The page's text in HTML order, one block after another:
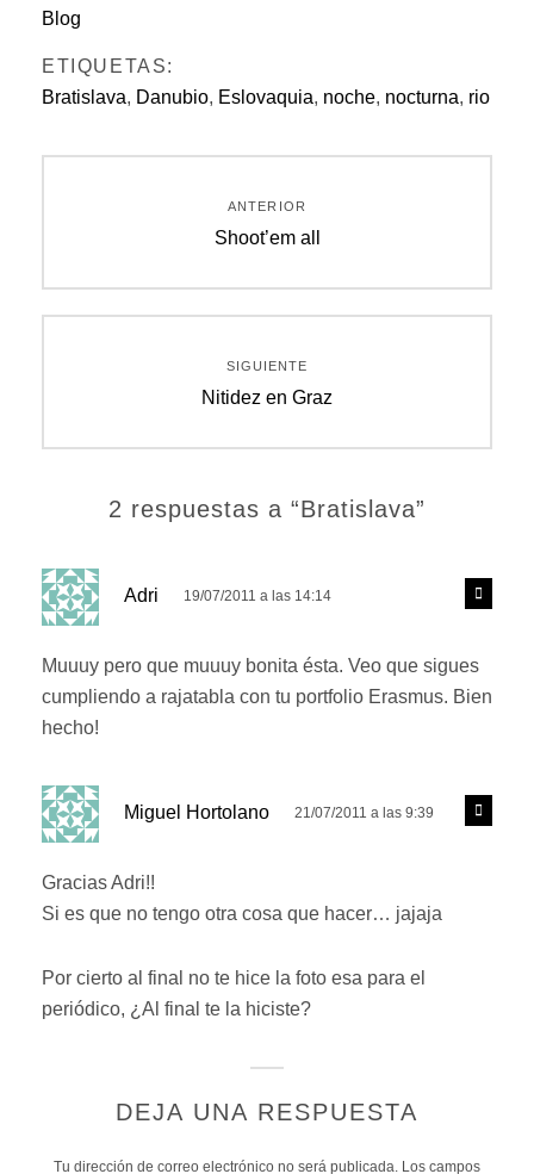
Blog
ETIQUETAS:
Bratislava, Danubio, Eslovaquia, noche, nocturna, rio
entradas
ANTERIOR
Entrada
Shoot’em all
SIGUIENTE
Entrada
Nitidez en Graz
2 respuestas a “Bratislava”
Adri
e
:
19/07/2011 a las 14:14
Muuuy pero que muuuy bonita ésta. Veo que sigues
cumpliendo a rajatabla con tu portfolio Erasmus. Bien
hecho!
e
n
Miguel Hortolano
:
21/07/2011 a las 9:39
Gracias Adri!!
Si es que no tengo otra cosa que hacer… jajaja
Por cierto al final no te hice la foto esa para el
periódico, ¿Al final te la hiciste?
e
DEJA UNA RESPUESTA
Tu dirección de correo electrónico no será publicada. Los campos